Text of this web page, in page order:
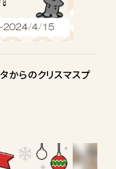
からのクリスマスプ